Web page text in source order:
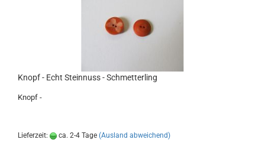
Knopf - Echt Steinnuss - Schmetterling
Knopf -
Lieferzeit: ca. 2-4 Tage (Ausland abweichend)